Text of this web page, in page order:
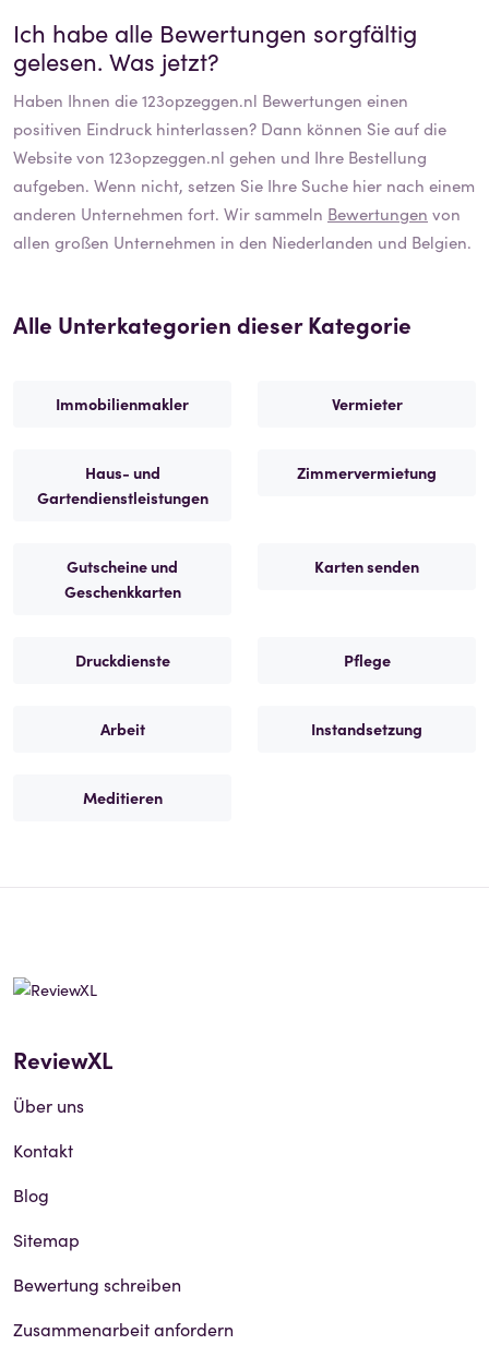
Ich habe alle Bewertungen sorgfältig
gelesen. Was jetzt?
Haben Ihnen die123opzeggen.nl Bewertungen einen
positiven Eindruck hinterlassen? Dann können Sie auf die
Website von 123opzeggen.nl gehen und Ihre Bestellung
aufgeben. Wenn nicht, setzen Sie Ihre Suche hier nach einem
anderen Unternehmen fort. Wir sammeln Bewertungen von
allen großen Unternehmen in den Niederlanden und Belgien.
Alle Unterkategorien dieser Kategorie
Immobilienmakler Vermieter
Haus- und
Gartendienstleistungen
Zimmervermietung
Gutscheine und
Geschenkkarten
Karten senden
Druckdienste Pflege
Arbeit Instandsetzung
Meditieren
ReviewXL
Über uns
Kontakt
Blog
Sitemap
Bewertung schreiben
Zusammenarbeit anfordern